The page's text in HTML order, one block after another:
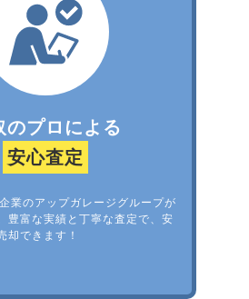
のプロによる
安心査定
業のアップガレージグループが
豊富な実績と丁寧な査定で、安
却できます！